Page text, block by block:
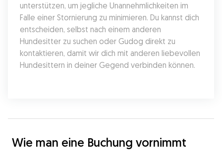
unterstützen, um jegliche Unannehmlichkeiten im
Falle einer Stornierung zu minimieren. Du kannst dich
entscheiden, selbst nach einem anderen
Hundesitter zu suchen oder Gudog direkt zu
kontaktieren, damit wir dich mit anderen liebevollen
Hundesittern in deiner Gegend verbinden können.
Wie man eine Buchung vornimmt